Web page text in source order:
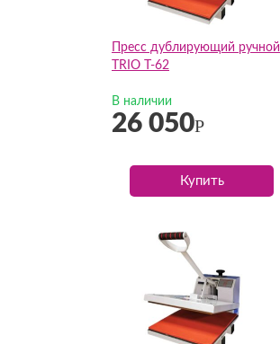
Пресс дублирующий ручной
TRIO T-62
В наличии
26 050Р
Купить